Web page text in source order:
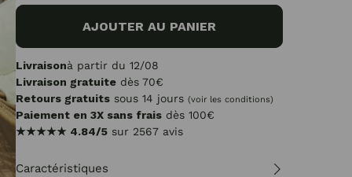
AJOUTER AU PANIER
Livraisonà partir du 12/08
Livraison gratuite dès 70€
Retours gratuits sous 14 jours (voir les conditions)
Paiement en 3X sans frais dès 100€
★★★★★ 4.84/5 sur 2567 avis
Caractéristiques